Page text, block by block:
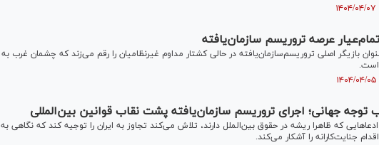
عرصه تروریسم سازمان‌یافته
بازیگر اصلی تروریسم‌سازمان‌یافته در حالی کشتار مداوم غیرنظامیان را رقم می‌زند که چشمان غرب به
است.
توجه جهانی؛ اجرای تروریسم سازمان‌یافته پشت نقاب قوانین بین‌المللی
که ظاهرا ریشه در حقوق بین‌الملل دارند، تلاش می‌کند تجاوز به ایران را توجیه کند که نگاهی به
جنایت‌کارانه را آشکار می‌کند.